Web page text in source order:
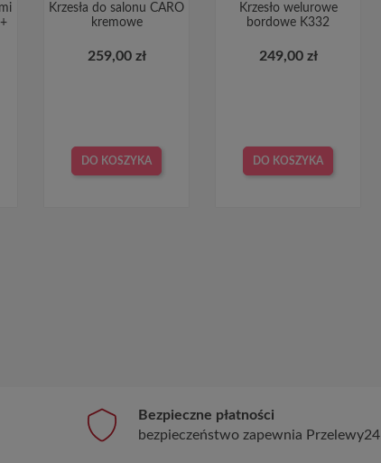
Krzesła do salonu CARO
kremowe
259,00 zł
DO KOSZYKA
Krzesło welurowe
bordowe K332
249,00 zł
DO KOSZYKA
Bezpieczne płatności
bezpieczeństwo zapewnia Przelewy24